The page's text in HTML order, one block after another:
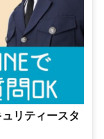
リティースタ